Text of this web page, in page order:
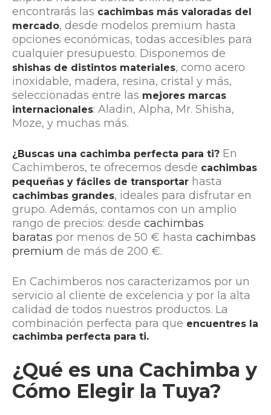
encontrarás las cachimbas más valoradas del
mercado, desde modelos premium hasta
opciones económicas, todas accesibles para
cualquier presupuesto. Disponemos de
shishas de distintos materiales, como acero
inoxidable, madera, resina, cristal y más,
seleccionadas entre las mejores marcas
internacionales: Aladin, Alpha, Mr. Shisha,
Moze, y muchas más.
¿Buscas una cachimba perfecta para ti? En
Cachimberos, te ofrecemos desde cachimbas
pequeñas y fáciles de transportar hasta
cachimbas grandes, ideales para disfrutar en
grupo. Además, contamos con un amplio
rango de precios: desde cachimbas
baratas por menos de 50 € hasta cachimbas
premium de más de 200 €.
En Cachimberos nos caracterizamos por un
servicio al cliente de excelencia y por la alta
calidad de todos nuestros productos. La
combinación perfecta para que encuentres la
cachimba perfecta para ti.
¿Qué es una Cachimba y
Cómo Elegir la Tuya?